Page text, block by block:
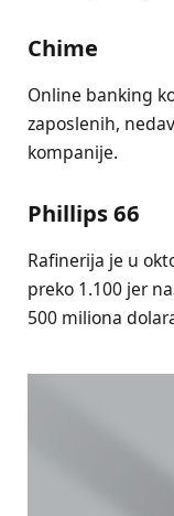
Chime
Online banking
zaposlenih,
kompanije.
Phillips 66
Rafinerija je u
preko 1.100 jer
500 miliona